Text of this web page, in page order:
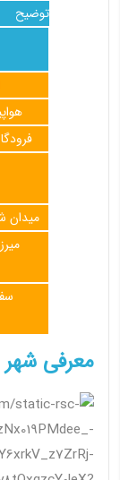
توضیح
میدان
معرفی